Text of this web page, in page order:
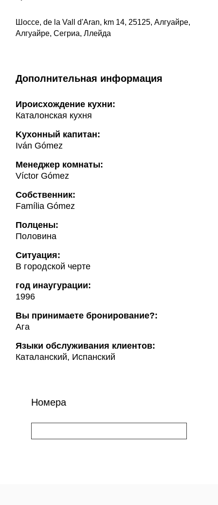
Шоссе, de la Vall d'Aran, km 14, 25125, Алгуайре,
Алгуайре, Сегриа, Ллейда
Дополнительная информация
Ироисхождение кухни:
Каталонская кухня
Kухонный капитан:
Iván Gómez
Менеджер комнаты:
Víctor Gómez
Собственник:
Família Gómez
Полцены:
Половина
Ситуация:
В городской черте
год инаугурации:
1996
Вы принимаете бронирование?:
Ага
Языки обслуживания клиентов:
Каталанский, Испанский
Номера